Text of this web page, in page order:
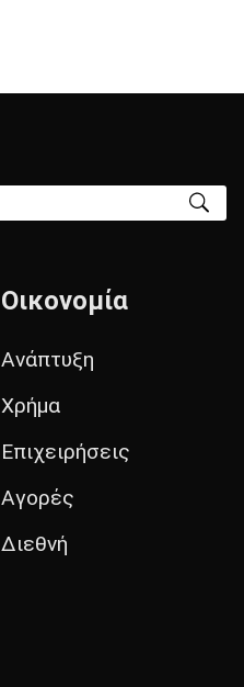
Οικονομία
Ανάπτυξη
Χρήμα
Επιχειρήσεις
Αγορές
Διεθνή